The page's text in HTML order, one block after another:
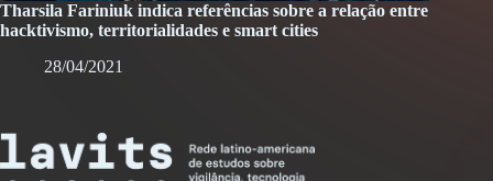
Tharsila Fariniuk indica referências sobre a relação entre
hacktivismo, territorialidades e smart cities
28/04/2021